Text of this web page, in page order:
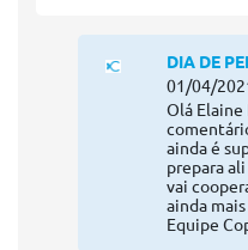
DIA DE
01/04/
Olá Elaine
ainda é
prepara
vai
ainda
Equipe